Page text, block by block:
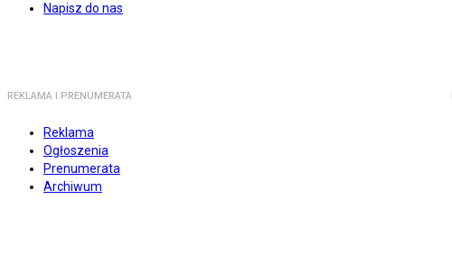
Napisz do nas
REKLAMA I PRENUMERATA
Reklama
Ogłoszenia
Prenumerata
Archiwum